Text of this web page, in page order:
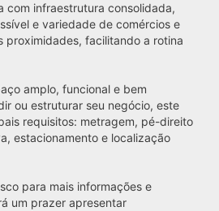
com infraestrutura consolidada,
e variedade de comércios e
proximidades, facilitando a rotina
amplo, funcional e bem
ou estruturar seu negócio, este
requisitos: metragem, pé-direito
estacionamento e localização
para mais informações e
um prazer apresentar